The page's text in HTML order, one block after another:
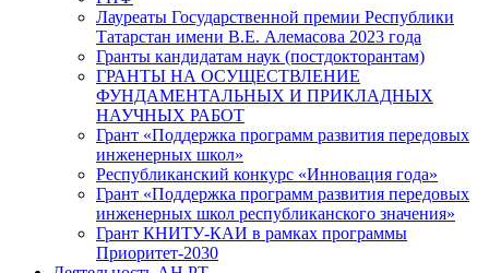
Лауреаты Государственной премии Республики
Татарстан имени В.Е. Алемасова 2023 года
Гранты кандидатам наук (постдокторантам)
ГРАНТЫ НА ОСУЩЕСТВЛЕНИЕ
ФУНДАМЕНТАЛЬНЫХ И ПРИКЛАДНЫХ
НАУЧНЫХ РАБОТ
Грант «Поддержка программ развития передовых
инженерных школ»
Республиканский конкурс «Инновация года»
Грант «Поддержка программ развития передовых
инженерных школ республиканского значения»
Грант КНИТУ-КАИ в рамках программы
Приоритет-2030